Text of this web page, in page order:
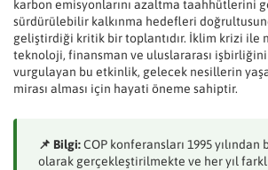
karbon emisyonlarını azaltma taahhütlerini
sürdürülebilir kalkınma hedefleri
geliştirdiği kritik bir toplantıdır. İklim krizi ile
teknoloji, finansman ve uluslararası
vurgulayan bu etkinlik, gelecek nesillerin
mirası alması için hayati öneme sahiptir.
📌 Bilgi:COP konferansları 1995
olarak gerçekleştirilmekte ve her yıl